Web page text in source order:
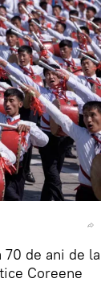
de ani de la
Coreene